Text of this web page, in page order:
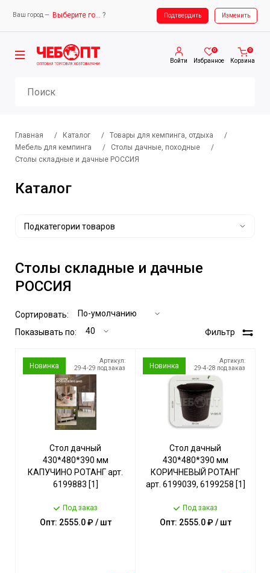
Ваш город — Выберите город ? Подтвердить Изменить
Ваш город — Выберите город
Войти
0
Избранное
0
Корзина
Главная / Каталог / Товары для кемпинга, отдыха
/
Мебель для кемпинга
/ Столы дачные, походные
/
Столы складные и дачные РОССИЯ
Каталог
Подкатегории товаров
Столы складные и дачные
РОССИЯ
Сортировать:
Показывать по:
Фильтр
Новинка
Артикул:
29-4-29 под заказ
Стол дачный
430*480*390 мм
КАПУЧИНО РОТАНГ арт.
6199883 [1]
Под заказ
Опт: 2555.0 ₽ / шт
Новинка
Артикул:
29-4-28 под заказ
Стол дачный
430*480*390 мм
КОРИЧНЕВЫЙ РОТАНГ
арт. 6199039, 6199258 [1]
Под заказ
Опт: 2555.0 ₽ / шт